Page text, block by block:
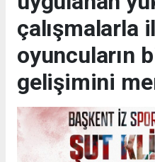
çalışmalarla
oyuncuların
gelişimini